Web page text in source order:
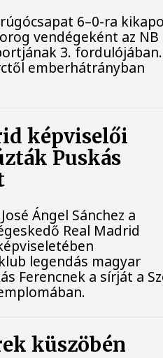
6–0-ra
vendégeként az
3.
emberhátrányban
képviselői
Puskás
Ángel Sánchez a
Real Madrid
legendás magyar
Ferencnek a sírját a
küszöbén